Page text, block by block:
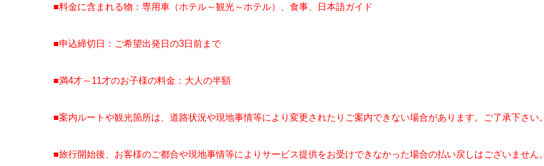
■料金に含まれる物：専用車（ホテル～観光～ホテル）、食事、日本語ガイド
■申込締切日：ご希望出発日の3日前まで
■満4才～11才のお子様の料金：大人の半額
■案内ルートや観光箇所は、道路状況や現地事情等により変更されたりご案内できない場合があります。ご了承下さい。
■旅行開始後、お客様のご都合や現地事情等によりサービス提供をお受けできなかった場合の払い戻しはございません。